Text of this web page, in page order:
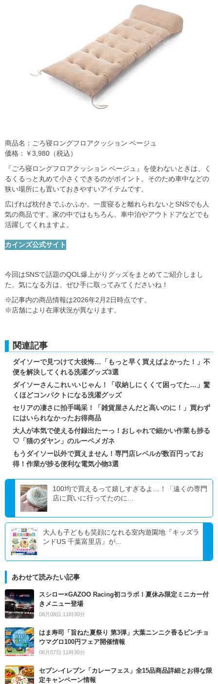
商品名：ごろ寝ロングフロアクッション ベージュ
価格：￥3,980（税込）
『ごろ寝ロングフロアクッション ベージュ』を使わないときは、く
るくるっと丸めて小さくできるのがポイント。そのため車中などの
狭い場所にも置いておきやすいアイテムです。
広げれば枕付きでふかふか。一度寝ると離れられないとSNSでも人
気の商品です。家の中ではもちろん、車中泊やアウトドアなどでも
活躍してくれますよ。
カインズ公式サイト
今回はSNSで話題のQOL爆上がりグッズをまとめてご紹介しまし
た。気になる方は、ぜひ手に取ってみてくださいね！
※記事内の商品情報は2026年2月2日時点です。
※店舗により在庫状況が異なります。
関連記事
ダイソーで見つけて大後悔…「もっと早く買えばよかった！」不
便を解決してくれる洗濯グッズ3選
ダイソーさんこれいいじゃん！「収納しにくくて困ってた…」驚
くほどコンパクトになる洗濯グッズ
セリアの凄さに拍手喝采！「雑貨屋さんだと高いのに！」買わず
にはいられなかったお得商品
大人が本気で使える付録出たーっ！おしゃれで細かい作業も捗る
♡「猫のダヤン」のルーペメガネ
もうダイソー以外で買えません！専門店レベルが数百円ってお
得！作業が捗る便利な電気小物3選
100均で買えるって嬉しすぎるよ…！「遠くの専門
店に買いに行ってたのに...
大人も子どもも笑顔になれる室内遊園地『キッズラ
ンドUS 千葉富里店』が...
あわせて読みたい記事
スシロー×GAZOO Racing初コラボ！夏休み限定ミニカー付
きメニュー登場
08月08日 11時30分
はま寿司「旨ねた夏祭り 第3弾」大葉ニンニク香るビンチョ
ウマグロ100円フェア開催情報
08月07日 11時30分
セブン‐イレブン「カレーフェス」全15品商品詳細とお得な限
定キャンペーン情報